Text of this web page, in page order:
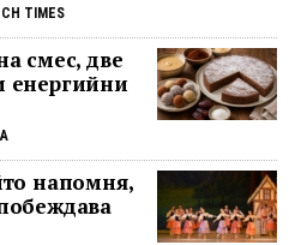
TIMES
смес, две
енергийни
напомня,